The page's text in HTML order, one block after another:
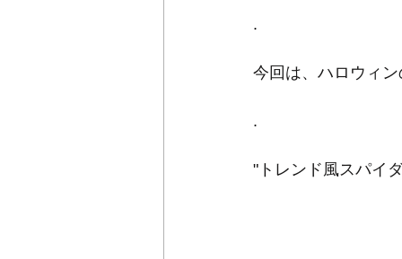
.
今回は、ハロウィ
.
"トレンド風スパイ